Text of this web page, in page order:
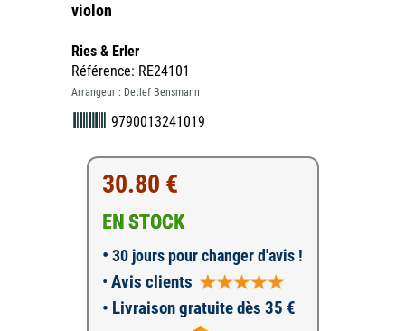
violon
Ries & Erler
Référence: RE24101
Arrangeur : Detlef Bensmann
9790013241019
30.80 €
EN STOCK
• 30 jours pour changer d'avis !
• Avis clients
• Livraison gratuite dès 35 €